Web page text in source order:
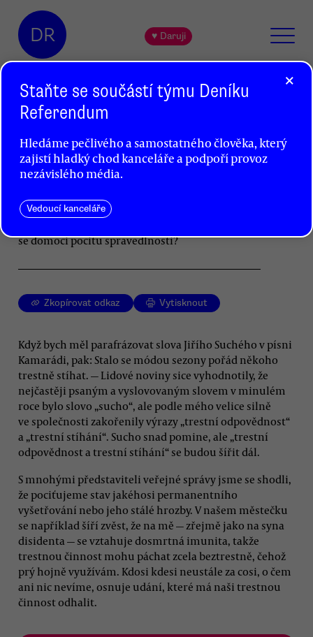
DR ♥ Daruji
Zločin a trest
Ondřej Vaculík
Hlas lidu po potrestání viníků za současné
úlevně mohli konstatovat, že za to mohli
se domoci pocitu spravedlnosti?
Zkopírovat odkaz Vytisknout
Když bych měl parafrázovat slova Jiřího Suchého v písni
Kamarádi, pak: Stalo se módou sezony pořád někoho
trestně stíhat. — Lidové noviny sice vyhodnotily, že
nejčastěji psaným a vyslovovaným slovem v minulém
roce bylo slovo „sucho“, ale podle mého velice silně
ve společnosti zakořenily výrazy „trestní odpovědnost“
a „trestní stíhání“. Sucho snad pomine, ale „trestní
odpovědnost a trestní stíhání“ se budou šířit dál.
S mnohými představiteli veřejné správy jsme se shodli,
že pociťujeme stav jakéhosi permanentního
vyšetřování nebo jeho stálé hrozby. V našem městečku
se například šíří zvěst, že na mě — zřejmě jako na syna
disidenta — se vztahuje dosmrtná imunita, takže
trestnou činnost mohu páchat zcela beztrestně, čehož
prý hojně využívám. Kdosi kdesi neustále za cosi, o čem
ani nic nevíme, osnuje udání, které má naši trestnou
činnost odhalit.
×
Staňte se součástí týmu Deníku
Referendum
Hledáme pečlivého a samostatného člověka, který
zajistí hladký chod kanceláře a podpoří provoz
nezávislého média.
Vedoucí kanceláře